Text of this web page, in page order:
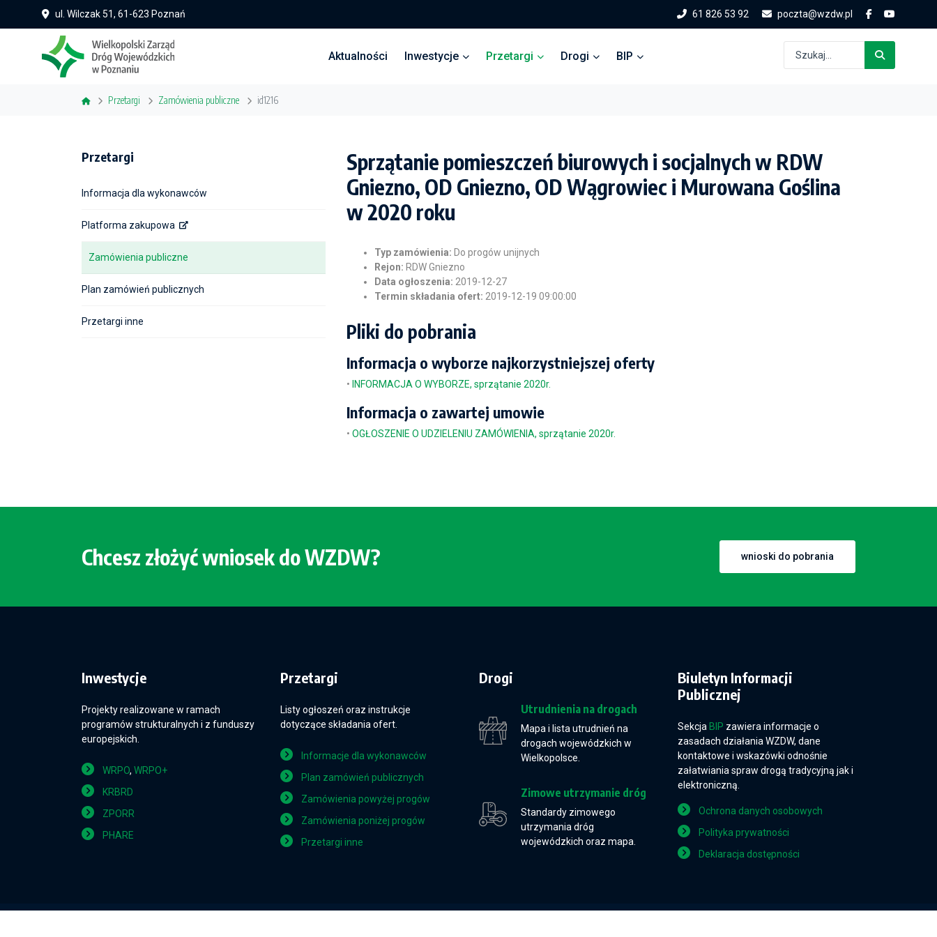
ul. Wilczak 51, 61-623 Poznań 61 826 53 92 poczta@wzdw.pl
Aktualności Inwestycje Przetargi Drogi BIP
Przetargi Zamówienia publiczne id1216
Przetargi
Informacja dla wykonawców
Platforma zakupowa
Zamówienia publiczne
Plan zamówień publicznych
Przetargi inne
Sprzątanie pomieszczeń biurowych i socjalnych w RDW
Gniezno, OD Gniezno, OD Wągrowiec i Murowana Goślina
w 2020 roku
Typ zamówienia: Do progów unijnych
Rejon: RDW Gniezno
Data ogłoszenia: 2019-12-27
Termin składania ofert: 2019-12-19 09:00:00
Pliki do pobrania
Informacja o wyborze najkorzystniejszej oferty
• INFORMACJA O WYBORZE, sprzątanie 2020r.
Informacja o zawartej umowie
• OGŁOSZENIE O UDZIELENIU ZAMÓWIENIA, sprzątanie 2020r.
Chcesz złożyć wniosek do WZDW? wnioski do pobrania
Inwestycje
Projekty realizowane w ramach
programów strukturalnych i z funduszy
europejskich.
WRPO, WRPO+
KRBRD
ZPORR
PHARE
Przetargi
Listy ogłoszeń oraz instrukcje
dotyczące składania ofert.
Informacje dla wykonawców
Plan zamówień publicznych
Zamówienia powyżej progów
Zamówienia poniżej progów
Przetargi inne
Drogi
Utrudnienia na drogach
Mapa i lista utrudnień na
drogach wojewódzkich w
Wielkopolsce.
Zimowe utrzymanie dróg
Standardy zimowego
utrzymania dróg
wojewódzkich oraz mapa.
Biuletyn Informacji
Publicznej
Sekcja BIP zawiera informacje o
zasadach działania WZDW, dane
kontaktowe i wskazówki odnośnie
załatwiania spraw drogą tradycyjną jak i
elektroniczną.
Ochrona danych osobowych
Polityka prywatności
Deklaracja dostępności